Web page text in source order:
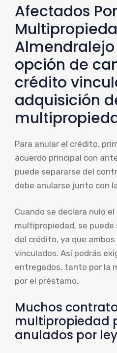
Afectados
opción de
crédito
adquisición
Para anular el crédito,
acuerdo principal con
puede separarse del
debe anularse junto con
Cuando se declara nulo
multipropiedad, se
del crédito, ya que
vinculados. Así podrás
entregados, tanto por la
por el préstamo.
Muchos
multipropiedad
anulados por